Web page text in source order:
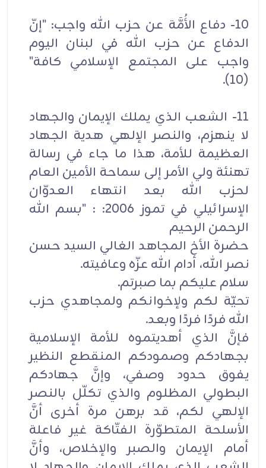
10- دفاع الأُمَّة عن حزب الله واجب: "إنّ
الدفاع عن حزب الله في لبنان اليوم
واجب على المجتمع الإسلامي كافة"
(10).
11- الشعب الذي يملك الإيمان والجهاد
لا ينهزم، والنصر الإلهي هدية الجهاد
العظيمة للأمة، هذا ما جاء في رسالة
تهنئة ولي الأمر إلى سماحة الأمين العام
لحزب الله بعد انتهاء العدوّان
الإسرائيلي في تموز 2006: : "بسم الله
الرحمن الرحيم
حضرة الأخ المجاهد الغالي السيد حسن
نصر الله، أدام الله عزّه وعافيته.
سلام عليكم بما صبرتم.
تحيّة لكم ولإخوانكم ولمجاهدي حزب
الله فردًا فردًا وبعد.
فإنَّ الذي أهديتموه للأمة الإسلامية
بجهادكم وصمودكم المنقطع النظير
يفوق حدود وصفي، وإنَّ جهادكم
البطولي المظلوم والذي تكلّل بالنصر
الإلهي لكم، قد برهن مرة أخرى أنَّ
الأسلحة المتطوّرة الفتّاكة غير فاعلة
أمام الإيمان والصبر والإخلاص، وأنَّ